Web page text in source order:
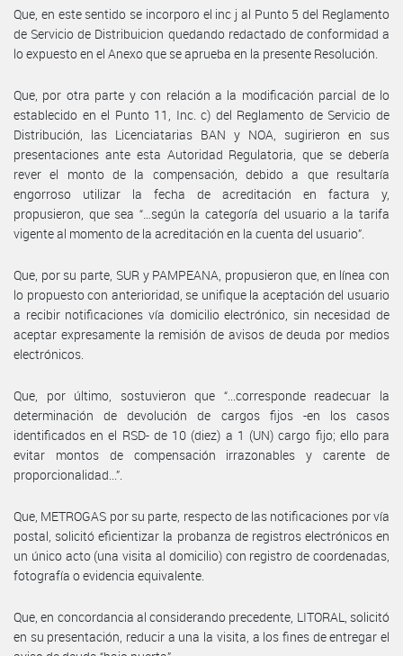
Que, en este sentido se incorporo el inc j al Punto 5 del Reglamento
de Servicio de Distribuicion quedando redactado de conformidad a
lo expuesto en el Anexo que se aprueba en la presente Resolución.
Que, por otra parte y con relación a la modificación parcial de lo
establecido en el Punto 11, Inc. c) del Reglamento de Servicio de
Distribución, las Licenciatarias BAN y NOA, sugirieron en sus
presentaciones ante esta Autoridad Regulatoria, que se debería
rever el monto de la compensación, debido a que resultaría
engorroso utilizar la fecha de acreditación en factura y,
propusieron, que sea “…según la categoría del usuario a la tarifa
vigente al momento de la acreditación en la cuenta del usuario”.
Que, por su parte, SUR y PAMPEANA, propusieron que, en línea con
lo propuesto con anterioridad, se unifique la aceptación del usuario
a recibir notificaciones vía domicilio electrónico, sin necesidad de
aceptar expresamente la remisión de avisos de deuda por medios
electrónicos.
Que, por último, sostuvieron que “...corresponde readecuar la
determinación de devolución de cargos fijos -en los casos
identificados en el RSD- de 10 (diez) a 1 (UN) cargo fijo; ello para
evitar montos de compensación irrazonables y carente de
proporcionalidad...”.
Que, METROGAS por su parte, respecto de las notificaciones por vía
postal, solicitó eficientizar la probanza de registros electrónicos en
un único acto (una visita al domicilio) con registro de coordenadas,
fotografía o evidencia equivalente.
Que, en concordancia al considerando precedente, LITORAL, solicitó
en su presentación, reducir a una la visita, a los fines de entregar el